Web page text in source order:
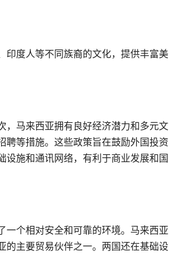
印度人等不同族裔的文化，提供丰富美
，马来西亚拥有良好经济潜力和多元文
聘等措施。这些政策旨在鼓励外国投资
施和通讯网络，有利于商业发展和国
一个相对安全和可靠的环境。马来西亚
的主要贸易伙伴之一。两国还在基础设